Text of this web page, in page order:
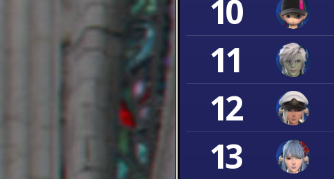
10
11
12
13